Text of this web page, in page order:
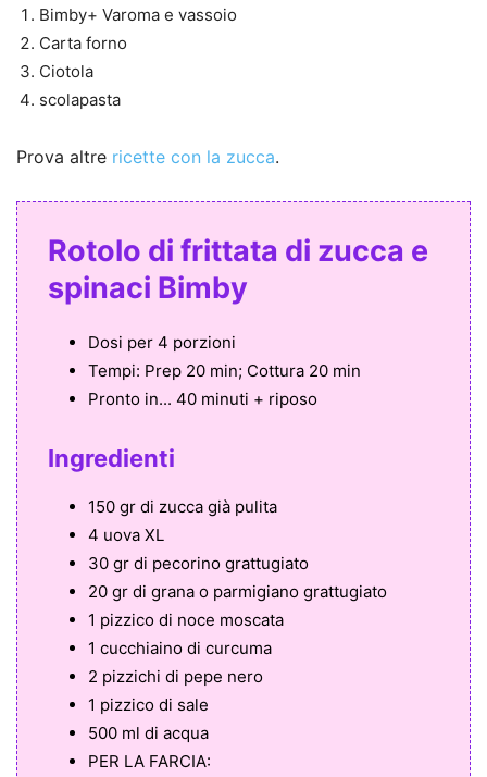
Bimby+ Varoma e vassoio
Carta forno
Ciotola
scolapasta
Prova altre ricette con la zucca.
Rotolo di frittata di zucca e
spinaci Bimby
Dosi per 4 porzioni
Tempi: Prep 20 min; Cottura 20 min
Pronto in... 40 minuti + riposo
Ingredienti
150 gr di zucca già pulita
4 uova XL
30 gr di pecorino grattugiato
20 gr di grana o parmigiano grattugiato
1 pizzico di noce moscata
1 cucchiaino di curcuma
2 pizzichi di pepe nero
1 pizzico di sale
500 ml di acqua
PER LA FARCIA: